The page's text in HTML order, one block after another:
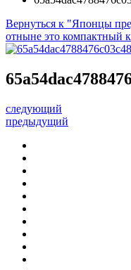
Вернуться к "Японцы
отныне это компактный
следующий
предыдущий